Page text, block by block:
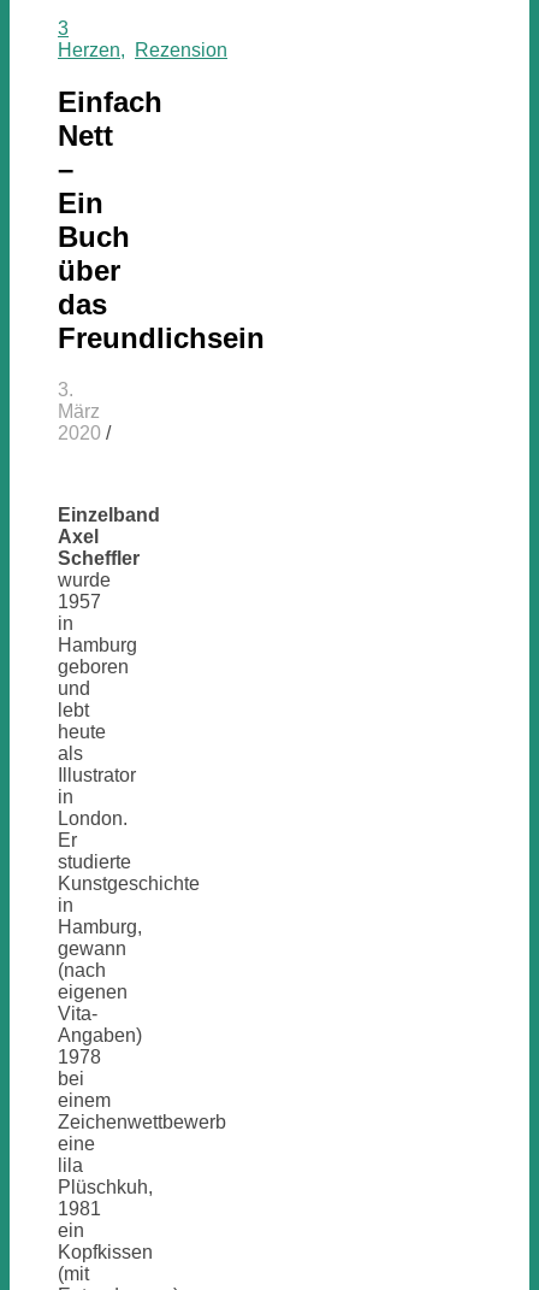
3
Herzen, Rezension
Einfach
Nett
–
Ein
Buch
über
das
Freundlichsein
3.
März
2020 /
Einzelband
Axel
Scheffler
wurde
1957
in
Hamburg
geboren
und
lebt
heute
als
Illustrator
in
London.
Er
studierte
Kunstgeschichte
in
Hamburg,
gewann
(nach
eigenen
Vita-
Angaben)
1978
bei
einem
Zeichenwettbewerb
eine
lila
Plüschkuh,
1981
ein
Kopfkissen
(mit